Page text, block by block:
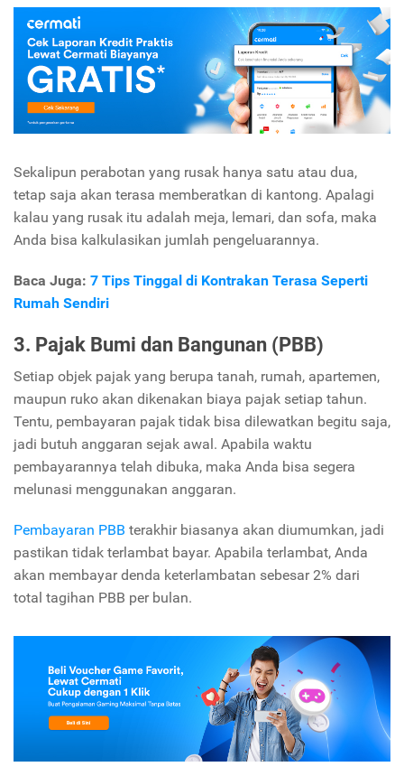
Sekalipun perabotan yang rusak hanya satu atau dua,
tetap saja akan terasa memberatkan di kantong. Apalagi
kalau yang rusak itu adalah meja, lemari, dan sofa, maka
Anda bisa kalkulasikan jumlah pengeluarannya.
Baca Juga: 7 Tips Tinggal di Kontrakan Terasa Seperti
Rumah Sendiri
3. Pajak Bumi dan Bangunan (PBB)
Setiap objek pajak yang berupa tanah, rumah, apartemen,
maupun ruko akan dikenakan biaya pajak setiap tahun.
Tentu, pembayaran pajak tidak bisa dilewatkan begitu saja,
jadi butuh anggaran sejak awal. Apabila waktu
pembayarannya telah dibuka, maka Anda bisa segera
melunasi menggunakan anggaran.
Pembayaran PBB terakhir biasanya akan diumumkan, jadi
pastikan tidak terlambat bayar. Apabila terlambat, Anda
akan membayar denda keterlambatan sebesar 2% dari
total tagihan PBB per bulan.